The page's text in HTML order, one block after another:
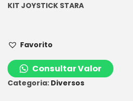
KIT JOYSTICK STARA
Favorito
Consultar Valor
Categoria: Diversos